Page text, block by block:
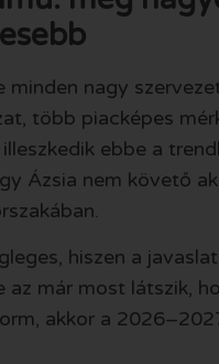
minden nagy
több piacképes
ebbe a
Ázsia nem követő
hiszen a
az már most látszik,
akkor a